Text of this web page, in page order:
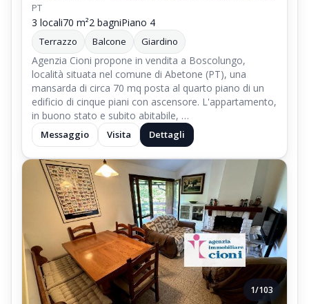
PT
3 locali70 m²2 bagniPiano 4
Terrazzo Balcone Giardino
Agenzia Cioni propone in vendita a Boscolungo,
località situata nel comune di Abetone (PT), una
mansarda di circa 70 mq posta al quarto piano di un
edificio di cinque piani con ascensore. L'appartamento,
in buono stato e subito abitabile, …
Messaggio Visita Dettagli
1/103